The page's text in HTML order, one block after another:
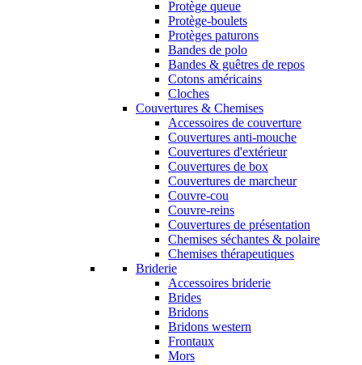
Protège queue
Protège-boulets
Protèges paturons
Bandes de polo
Bandes & guêtres de repos
Cotons américains
Cloches
Couvertures & Chemises
Accessoires de couverture
Couvertures anti-mouche
Couvertures d'extérieur
Couvertures de box
Couvertures de marcheur
Couvre-cou
Couvre-reins
Couvertures de présentation
Chemises séchantes & polaire
Chemises thérapeutiques
Briderie
Accessoires briderie
Brides
Bridons
Bridons western
Frontaux
Mors